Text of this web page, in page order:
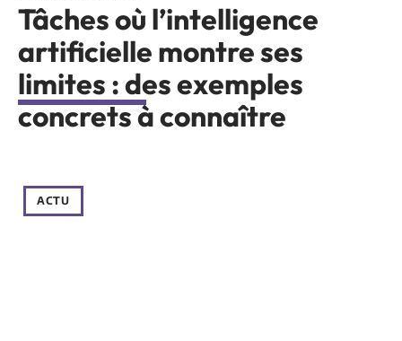
Tâches où l’intelligence
artificielle montre ses
limites : des exemples
concrets à connaître
ACTU